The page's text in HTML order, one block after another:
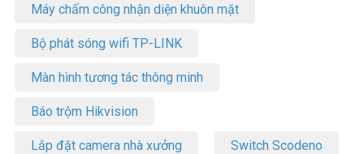
Máy chấm công nhận diện khuôn mặt
Bộ phát sóng wifi TP-LINK
Màn hình tương tác thông minh
Báo trộm Hikvision
Lắp đặt camera nhà xưởng Switch Scodeno